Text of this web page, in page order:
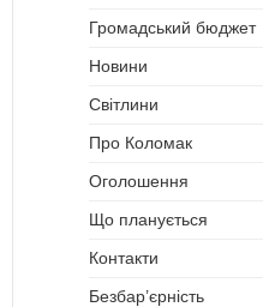
Громадський бюджет
Новини
Світлини
Про Коломак
Оголошення
Що планується
Контакти
Безбар’єрність